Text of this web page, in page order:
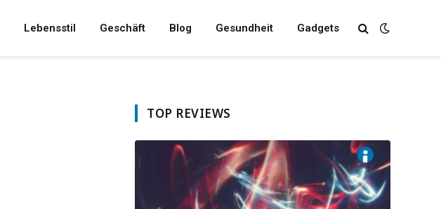
Lebensstil Geschäft Blog Gesundheit Gadgets
TOP REVIEWS